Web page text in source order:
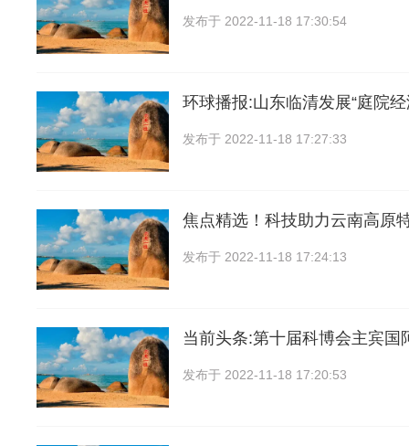
发布于 2022-11-18 17:30:54
环球播报:山东临清发展“庭院经
发布于 2022-11-18 17:27:33
焦点精选！科技助力云南高原
发布于 2022-11-18 17:24:13
当前头条:第十届科博会主宾国
发布于 2022-11-18 17:20:53